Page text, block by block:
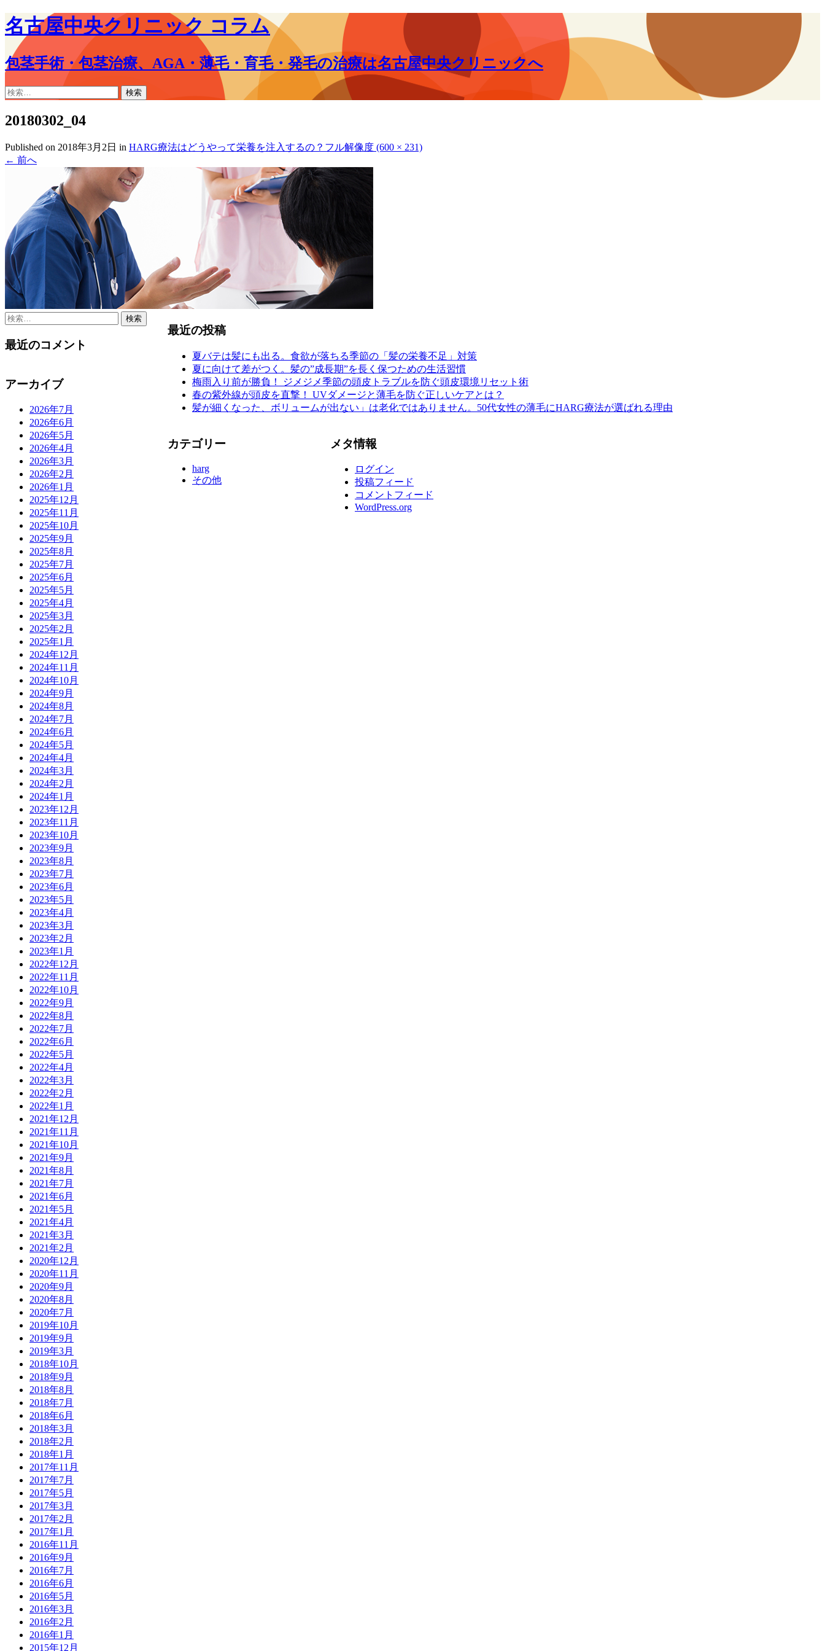
名古屋中央クリニック コラム
包茎手術・包茎治療、AGA・薄毛・育毛・発毛の治療は名古屋中央クリニックへ
コ
ン
テ
ツ
ス
検
索:
20180302_04
Published on 2018年3月2日 in HARG療法はどうやって栄養を注入するの？ フル解像度 (600 × 231)
← 前へ
検
最近の投稿
夏バテは髪にも出る。食欲が落ちる季節の「髪の栄養不足」対策
夏に向けて差がつく。髪の”成長期”を長く保つための生活習慣
梅雨入り前が勝負！ ジメジメ季節の頭皮トラブルを防ぐ頭皮環境リセット術
春の紫外線が頭皮を直撃！ UVダメージと薄毛を防ぐ正しいケアとは？
髪が細くなった、ボリュームが出ない」は老化ではありません。50代女性の薄毛にHARG療法が選ばれる理由
最近のコメント
アーカイブ
2026年7月
2026年6月
2026年5月
2026年4月
2026年3月
2026年2月
2026年1月
2025年12月
2025年11月
2025年10月
2025年9月
2025年8月
2025年7月
2025年6月
2025年5月
2025年4月
2025年3月
2025年2月
2025年1月
2024年12月
2024年11月
2024年10月
2024年9月
2024年8月
2024年7月
2024年6月
2024年5月
2024年4月
2024年3月
2024年2月
2024年1月
2023年12月
2023年11月
2023年10月
2023年9月
2023年8月
2023年7月
2023年6月
2023年5月
2023年4月
2023年3月
2023年2月
2023年1月
2022年12月
2022年11月
2022年10月
2022年9月
2022年8月
2022年7月
2022年6月
2022年5月
2022年4月
2022年3月
2022年2月
2022年1月
2021年12月
2021年11月
2021年10月
2021年9月
2021年8月
2021年7月
2021年6月
2021年5月
2021年4月
2021年3月
2021年2月
2020年12月
2020年11月
2020年9月
2020年8月
2020年7月
2019年10月
2019年9月
2019年3月
2018年10月
2018年9月
2018年8月
2018年7月
2018年6月
2018年3月
2018年2月
2018年1月
2017年11月
2017年7月
2017年5月
2017年3月
2017年2月
2017年1月
2016年11月
2016年9月
2016年7月
2016年6月
2016年5月
2016年3月
2016年2月
2016年1月
2015年12月
カテゴリー
harg
その他
メタ情報
ログイン
投稿フィード
コメントフィード
WordPress.org